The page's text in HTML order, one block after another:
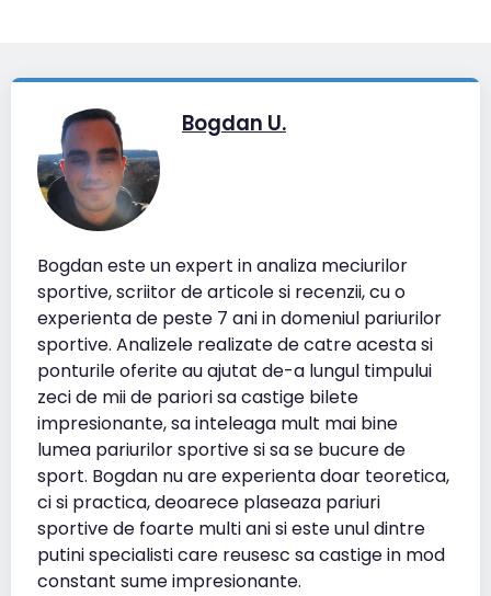
Bogdan U.
Bogdan este un expert in analiza meciurilor
sportive, scriitor de articole si recenzii, cu o
experienta de peste 7 ani in domeniul pariurilor
sportive. Analizele realizate de catre acesta si
ponturile oferite au ajutat de-a lungul timpului
zeci de mii de pariori sa castige bilete
impresionante, sa inteleaga mult mai bine
lumea pariurilor sportive si sa se bucure de
sport. Bogdan nu are experienta doar teoretica,
ci si practica, deoarece plaseaza pariuri
sportive de foarte multi ani si este unul dintre
putini specialisti care reusesc sa castige in mod
constant sume impresionante.